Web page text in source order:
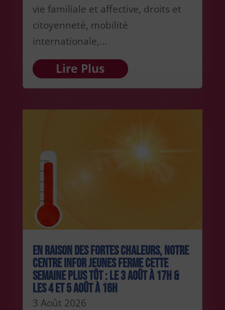
vie familiale et affective, droits et
citoyenneté, mobilité
internationale,...
Lire Plus
En raison des fortes chaleurs, notre
centre Infor Jeunes ferme cette
semaine plus tôt : le 3 août à 17h &
les 4 et 5 août à 16h
3 Août 2026